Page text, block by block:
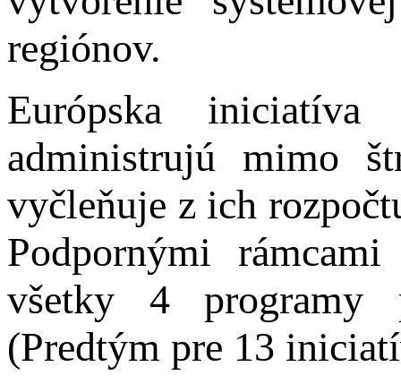
regiónov.
Európska
administrujú mimo
vyčleňuje z ich
Podpornými
všetky 4 programy
(Predtým pre 13